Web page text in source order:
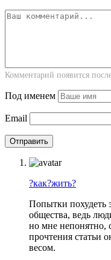
Комментарий появится
Под именем
Email
?как?жить?
Попытки похудеть
общества, ведь
но мне непонятно,
прочтения статьи
весом.